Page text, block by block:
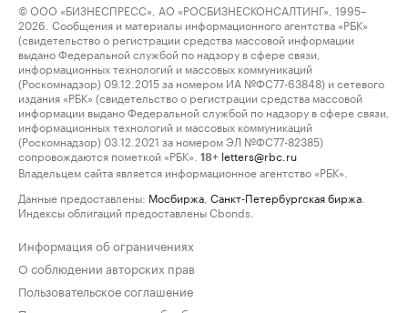
© ООО «БИЗНЕСПРЕСС», АО «РОСБИЗНЕСКОНСАЛТИНГ», 1995–
2026. Сообщения и материалы информационного агентства «РБК»
(свидетельство о регистрации средства массовой информации
выдано Федеральной службой по надзору в сфере связи,
информационных технологий и массовых коммуникаций
(Роскомнадзор) 09.12.2015 за номером ИА №ФС77-63848) и сетевого
издания «РБК» (свидетельство о регистрации средства массовой
информации выдано Федеральной службой по надзору в сфере связи,
информационных технологий и массовых коммуникаций
(Роскомнадзор) 03.12.2021 за номером ЭЛ №ФС77-82385)
сопровождаются пометкой «РБК».
18+ letters@rbc.ru
Владельцем сайта является информационное агентство «РБК».
Данные предоставлены: Мосбиржа Санкт-Петербургская биржа
Индексы облигаций предоставлены Cbonds.
Информация об ограничениях
О соблюдении авторских прав
Пользовательское соглашение